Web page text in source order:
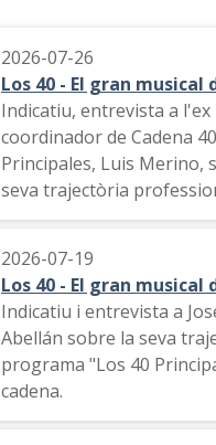
2026-07-26
Los 40 - El gran musical
Indicatiu, entrevista a l'ex
coordinador de Cadena 40
Principales, Luis Merino,
seva trajectòria
festivals organitzats a
2026-07-19
Los 40 - El gran musical
Indicatiu i entrevista a
Abellán sobre la seva
programa "Los 40
cadena.